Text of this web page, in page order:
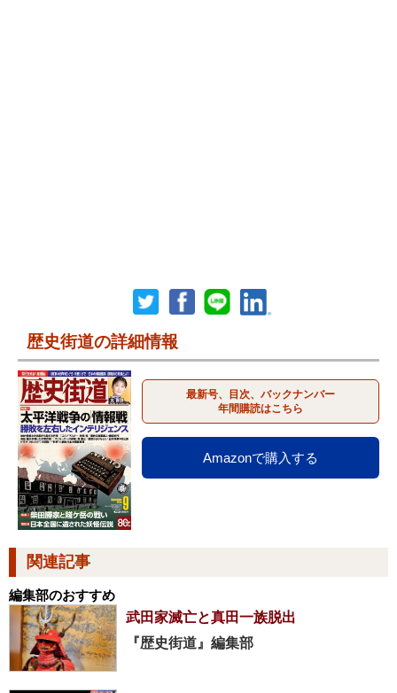
歴史街道の詳細情報
最新号、目次、バックナンバー
年間購読はこちら
Amazonで購入する
関連記事
編集部のおすすめ
武田家滅亡と真田一族脱出
『歴史街道』編集部